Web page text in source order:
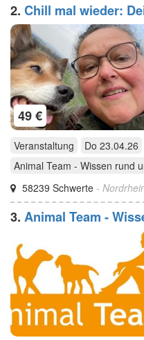
2. Chill mal wieder:
Fähigkeit der
Blaschke-Berthold
49 €
Veranstaltung
Do 23.04.26
Animal Team - Wissen rund
58239 Schwerte -
3. Animal Team -